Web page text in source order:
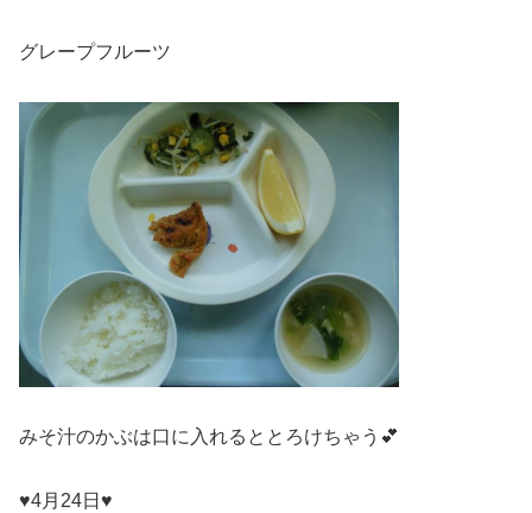
グレープフルーツ
みそ汁のかぶは口に入れるととろけちゃう💕
♥4月24日♥